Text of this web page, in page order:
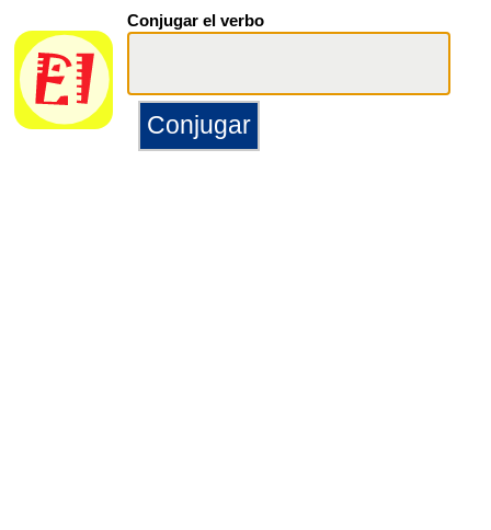
Conjugar el verbo